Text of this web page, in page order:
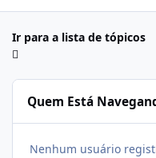
Ir para a lista de tópicos
Quem Está
Nenhum usuário